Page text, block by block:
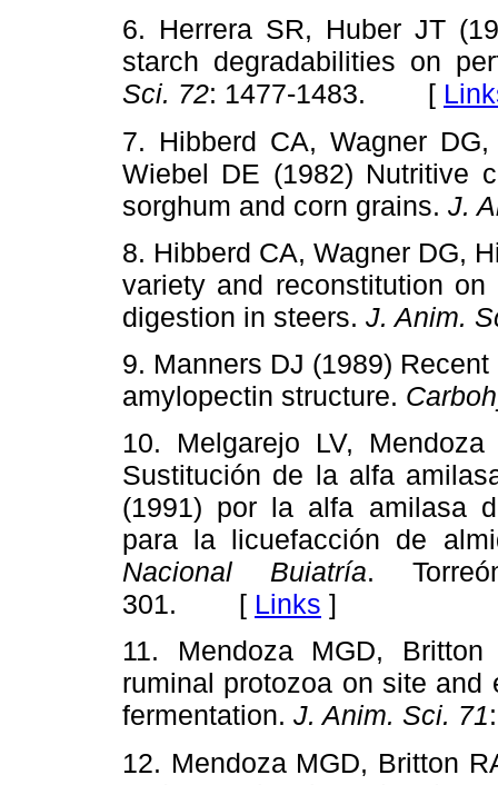
6. Herrera SR, Huber JT
starch degradabilities on
Sci. 72: 1477-1483. [
7. Hibberd CA, Wagner
Wiebel DE (1982) Nutritive
sorghum and corn grains. J.
8. Hibberd CA, Wagner DG,
variety and reconstitution
digestion in steers. J. Anim.
9. Manners DJ (1989)
amylopectin structure.
10. Melgarejo LV,
Sustitución de la alfa
(1991) por la alfa amilasa
para la licuefacción de
Nacional Buiatría.
301. [ Links ]
11. Mendoza MGD,
ruminal protozoa on site
fermentation. J. Anim. Sci. 71
12. Mendoza MGD, Britton